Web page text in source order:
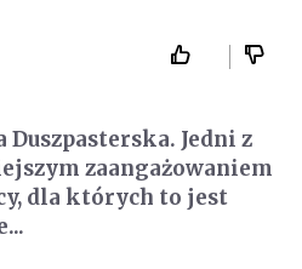
Jedni z
zaangażowaniem
dla których to jest